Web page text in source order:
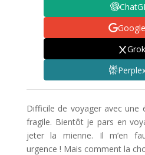
Grok
Difficile de voyager avec une
fragile. Bientôt je pars en
jeter la mienne. Il m’en
urgence ! Mais comment la